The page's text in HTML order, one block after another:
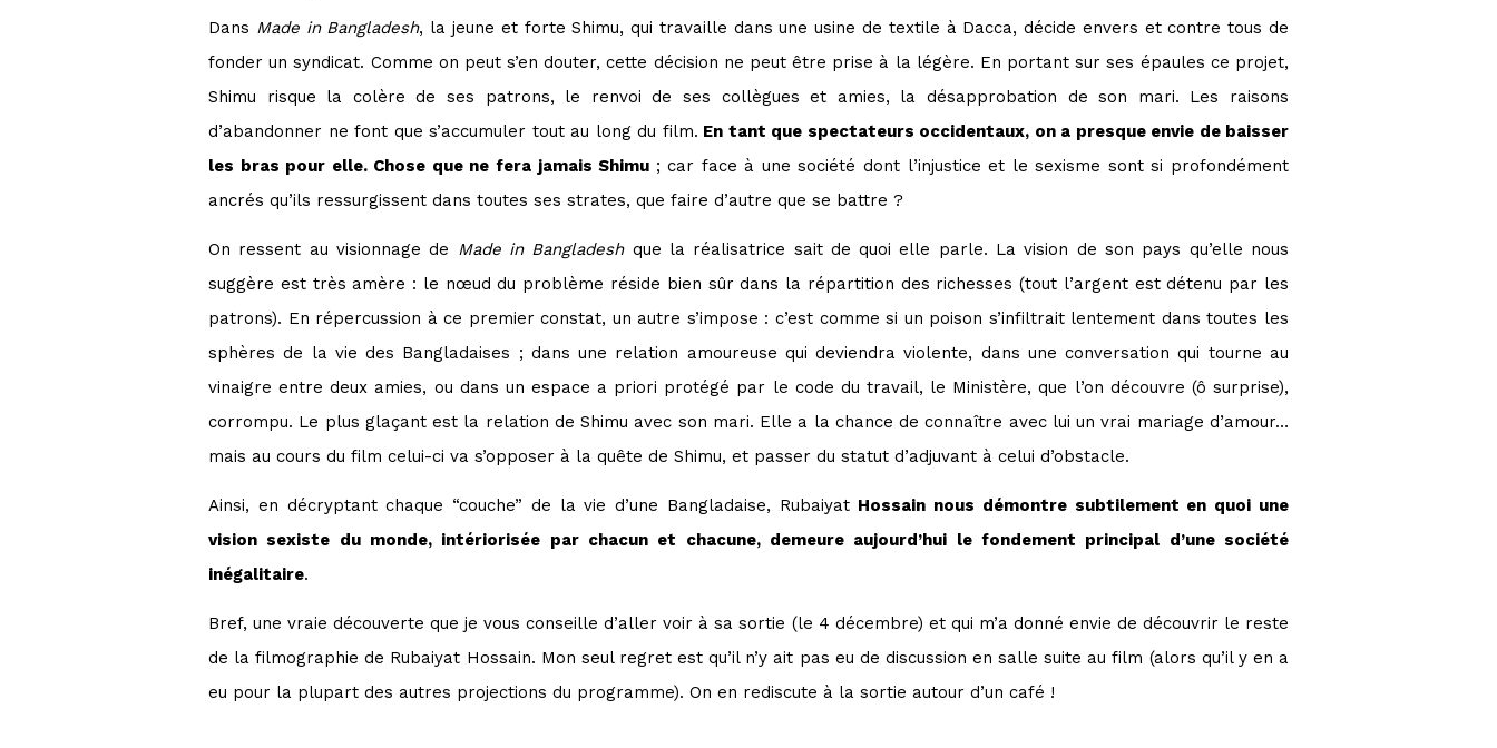
Dans Made in Bangladesh, la jeune et forte Shimu, qui travaille dans une usine de textile à Dacca, décide envers et contre tous de
fonder un syndicat. Comme on peut s’en douter, cette décision ne peut être prise à la légère. En portant sur ses épaules ce projet,
Shimu risque la colère de ses patrons, le renvoi de ses collègues et amies, la désapprobation de son mari. Les raisons
d’abandonner ne font que s’accumuler tout au long du film. En tant que spectateurs occidentaux, on a presque envie de baisser
les bras pour elle. Chose que ne fera jamais Shimu ; car face à une société dont l’injustice et le sexisme sont si profondément
ancrés qu’ils ressurgissent dans toutes ses strates, que faire d’autre que se battre ?
On ressent au visionnage de Made in Bangladesh que la réalisatrice sait de quoi elle parle. La vision de son pays qu’elle nous
suggère est très amère : le nœud du problème réside bien sûr dans la répartition des richesses (tout l’argent est détenu par les
patrons). En répercussion à ce premier constat, un autre s’impose : c’est comme si un poison s’infiltrait lentement dans toutes les
sphères de la vie des Bangladaises ; dans une relation amoureuse qui deviendra violente, dans une conversation qui tourne au
vinaigre entre deux amies, ou dans un espace a priori protégé par le code du travail, le Ministère, que l’on découvre (ô surprise),
corrompu. Le plus glaçant est la relation de Shimu avec son mari. Elle a la chance de connaître avec lui un vrai mariage d’amour…
mais au cours du film celui-ci va s’opposer à la quête de Shimu, et passer du statut d’adjuvant à celui d’obstacle.
Ainsi, en décryptant chaque “couche” de la vie d’une Bangladaise, Rubaiyat Hossain nous démontre subtilement en quoi une
vision sexiste du monde, intériorisée par chacun et chacune, demeure aujourd’hui le fondement principal d’une société
inégalitaire.
Bref, une vraie découverte que je vous conseille d’aller voir à sa sortie (le 4 décembre) et qui m’a donné envie de découvrir le reste
de la filmographie de Rubaiyat Hossain. Mon seul regret est qu’il n’y ait pas eu de discussion en salle suite au film (alors qu’il y en a
eu pour la plupart des autres projections du programme). On en rediscute à la sortie autour d’un café !